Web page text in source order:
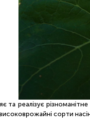
та реалізує
сорти